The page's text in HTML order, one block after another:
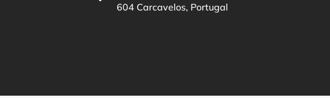
604 Carcavelos, Portugal